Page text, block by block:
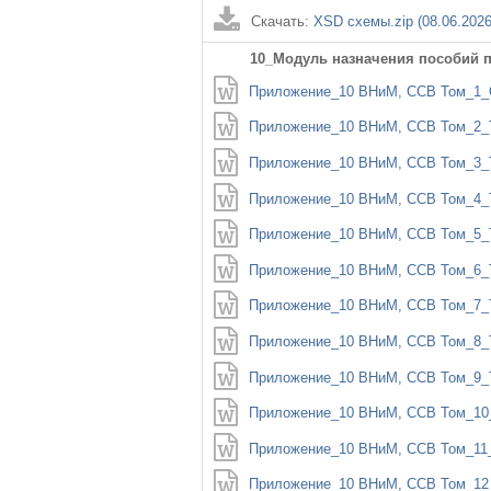
Скачать: XSD схемы.zip
10_Модуль назначения
Приложение_10 ВНиМ, ССВ
Приложение_10 ВНиМ, ССВ
Приложение_10 ВНиМ, ССВ
Приложение_10 ВНиМ, ССВ
Приложение_10 ВНиМ, ССВ
Приложение_10 ВНиМ, ССВ
Приложение_10 ВНиМ, ССВ
Приложение_10 ВНиМ, ССВ
Приложение_10 ВНиМ, ССВ
Приложение_10 ВНиМ, ССВ
Приложение_10 ВНиМ, ССВ
Приложение_10 ВНиМ, ССВ